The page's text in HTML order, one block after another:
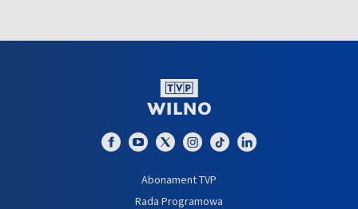
Abonament TVP
Rada Programowa